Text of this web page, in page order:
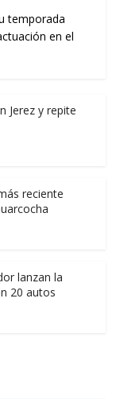
temporada
en el
Jerez y repite
reciente
lanzan la
20 autos